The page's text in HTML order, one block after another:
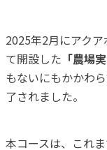
ア
2025年2月にアク
て開設した 「農場
もないにもかかわ
了されました。
本コースは、これ